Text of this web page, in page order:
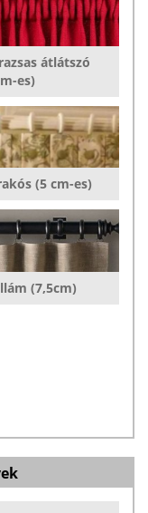
átlátszó
es)
(5 cm-es)
(7,5cm)